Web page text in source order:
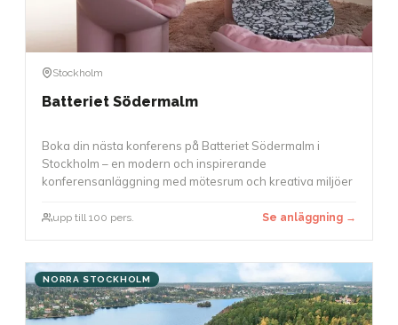
Stockholm
Batteriet Södermalm
Boka din nästa konferens på Batteriet Södermalm i
Stockholm – en modern och inspirerande
konferensanläggning med mötesrum och kreativa miljöer
upp till 100 pers. Se anläggning →
NORRA STOCKHOLM